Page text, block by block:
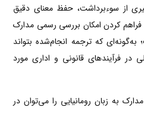
از سوءبرداشت، حفظ معنای دقیق
کردن امکان بررسی رسمی مدارک
که ترجمه انجام‌شده بتواند
در فرآیندهای قانونی و اداری مورد
به زبان رومانیایی را می‌توان در